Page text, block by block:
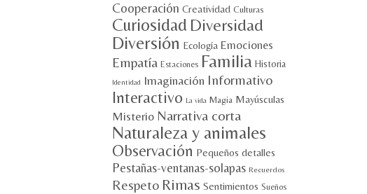
Cooperación Creatividad Culturas
Curiosidad Diversidad
Diversión Ecología Emociones
Empatía Estaciones Familia Historia
Identidad Imaginación Informativo
Interactivo La vida Magia Mayúsculas
Misterio Narrativa corta
Naturaleza y animales
Observación Pequeños detalles
Pestañas-ventanas-solapas Recuerdos
Respeto Rimas Sentimientos Sueños